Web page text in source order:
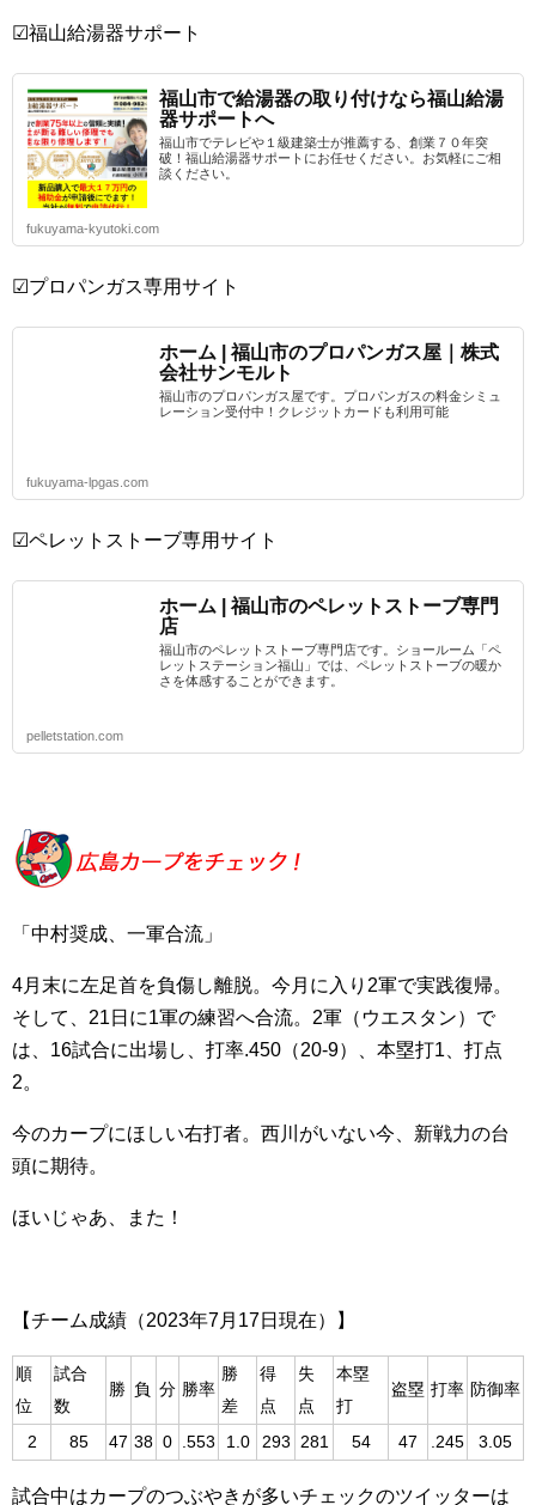
☑福山給湯器サポート
福山市で給湯器の取り付けなら福山給湯
器サポートへ
福山市でテレビや１級建築士が推薦する、創業７０年突
破！福山給湯器サポートにお任せください。お気軽にご相
談ください。
fukuyama-kyutoki.com
☑プロパンガス専用サイト
ホーム | 福山市のプロパンガス屋｜株式
会社サンモルト
福山市のプロパンガス屋です。プロパンガスの料金シミュ
レーション受付中！クレジットカードも利用可能
fukuyama-lpgas.com
☑ペレットストーブ専用サイト
ホーム | 福山市のペレットストーブ専門
店
福山市のペレットストーブ専門店です。ショールーム「ペ
レットステーション福山」では、ペレットストーブの暖か
さを体感することができます。
pelletstation.com
「中村奨成、一軍合流」
4月末に左足首を負傷し離脱。今月に入り2軍で実践復帰。
そして、21日に1軍の練習へ合流。2軍（ウエスタン）で
は、16試合に出場し、打率.450（20-9）、本塁打1、打点
2。
今のカープにほしい右打者。西川がいない今、新戦力の台
頭に期待。
ほいじゃあ、また！
【チーム成績（2023年7月17日現在）】
順
位
試合
数
勝 負 分 勝率
勝
差
得
点
失
点
本塁
打
盗塁 打率 防御率
2 85 47 38 0 .553 1.0 293 281 54 47 .245 3.05
試合中はカープのつぶやきが多いチェックのツイッターは